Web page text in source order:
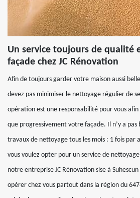
Un service toujours de qualité
façade chez JC Rénovation
Afin de toujours garder votre maison aussi
devez pas minimiser le nettoyage régulier de
opération est une responsabilité pour vous
que progressivement votre façade. Il n’y a pas
travaux de nettoyage tous les mois : 1 fois par
vous voulez opter pour un service de
notre entreprise JC Rénovation sise à
opérer chez vous partout dans la région du